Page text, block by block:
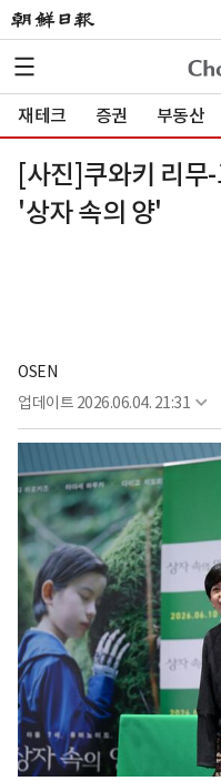
재테크 증권 부동산
[사진]쿠와키 리무
'상자 속의 양'
OSEN
업데이트 2026.06.04. 21:31